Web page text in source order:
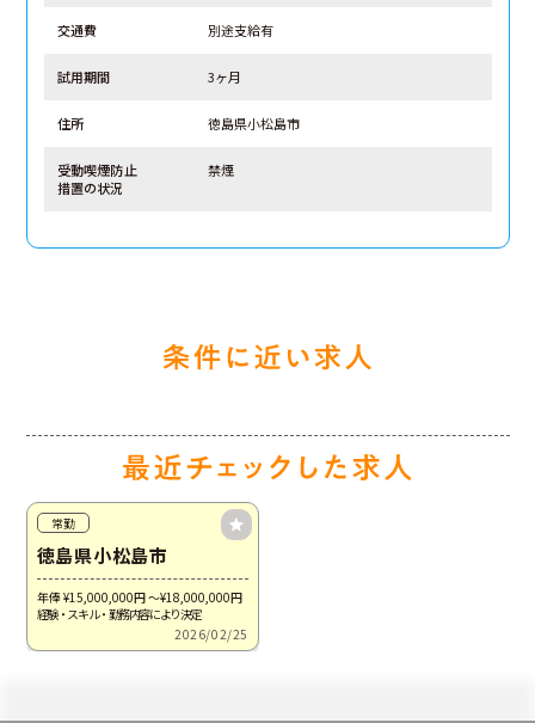
交通費 別途支給有
試用期間 3ヶ月
住所 徳島県小松島市
受動喫煙防止
措置の状況
禁煙
常勤
徳島県小松島市
年俸 ¥15,000,000円～¥18,000,000円
経験・スキル・勤務内容により決定
2026/02/25